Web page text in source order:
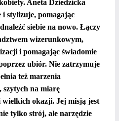
Aneta Dziedzicka
stylizuje, pomagając
siebie na nowo. Łączy
wizerunkowym,
i pomagając świadomie
ubiór. Nie zatrzymuje
też marzenia
na miarę
wielkich okazji. Jej misją jest
tylko strój, ale narzędzie